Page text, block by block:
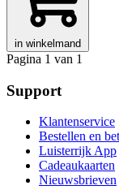
in winkelmand
Pagina 1 van 1
Support
Klantenservice
Bestellen en
Luisterrijk App
Cadeaukaarten
Nieuwsbrieven